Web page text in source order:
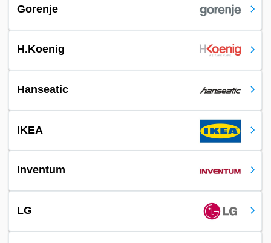
Gorenje
H.Koenig
Hanseatic
IKEA
Inventum
LG